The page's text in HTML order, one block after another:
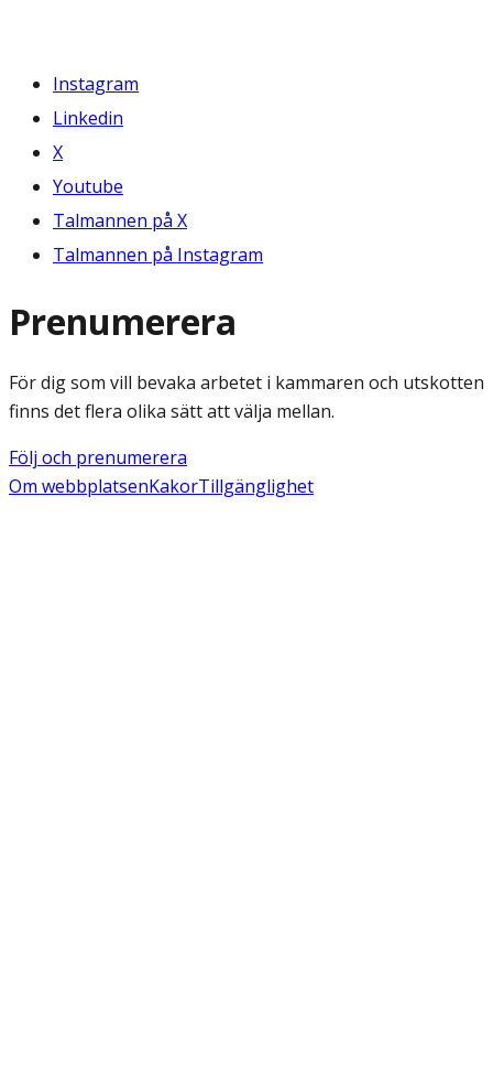
Instagram
Linkedin
X
Youtube
Talmannen på X
Talmannen på Instagram
Prenumerera
För dig som vill bevaka arbetet i kammaren och utskotten
finns det flera olika sätt att välja mellan.
Följ och prenumerera
Om webbplatsenKakorTillgänglighet